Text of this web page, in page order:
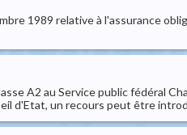
1989 relative à l'assurance
A2 au Service public fédéral
d'Etat, un recours peut être